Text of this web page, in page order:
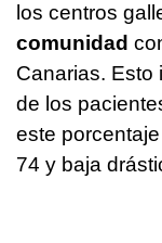
los centros
comunidad
Canarias. Esto
de los
este
74 y baja